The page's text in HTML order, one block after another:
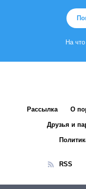
На
Рассылка О
Друзья и
RSS